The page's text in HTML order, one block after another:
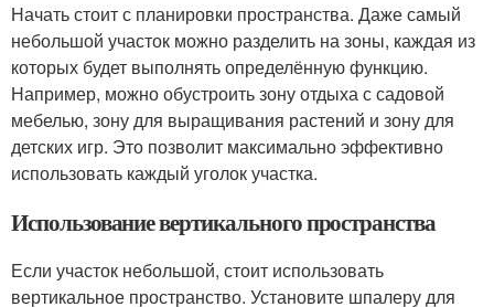
Начать стоит с планировки пространства. Даже самый
небольшой участок можно разделить на зоны, каждая из
которых будет выполнять определённую функцию.
Например, можно обустроить зону отдыха с садовой
мебелью, зону для выращивания растений и зону для
детских игр. Это позволит максимально эффективно
использовать каждый уголок участка.
Использование вертикального пространства
Если участок небольшой, стоит использовать
вертикальное пространство. Установите шпалеру для